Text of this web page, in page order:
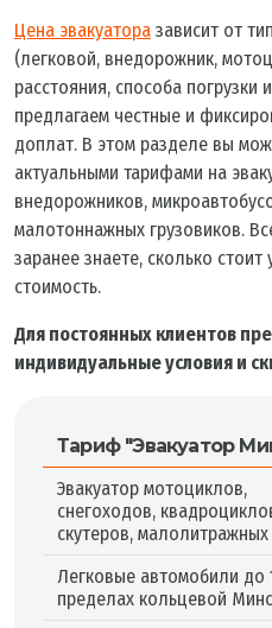
Цена эвакуатора зависит от
(легковой, внедорожник,
расстояния, способа погрузки
предлагаем честные и
доплат. В этом разделе вы
актуальными тарифами на
внедорожников,
малотоннажных грузовиков.
заранее знаете, сколько стоит
стоимость.
Для постоянных клиентов
индивидуальные условия и
Тариф "Эвакуатор
Эвакуатор мотоциклов,
снегоходов,
скутеров, малолитражных
Легковые автомобили до
пределах кольцевой